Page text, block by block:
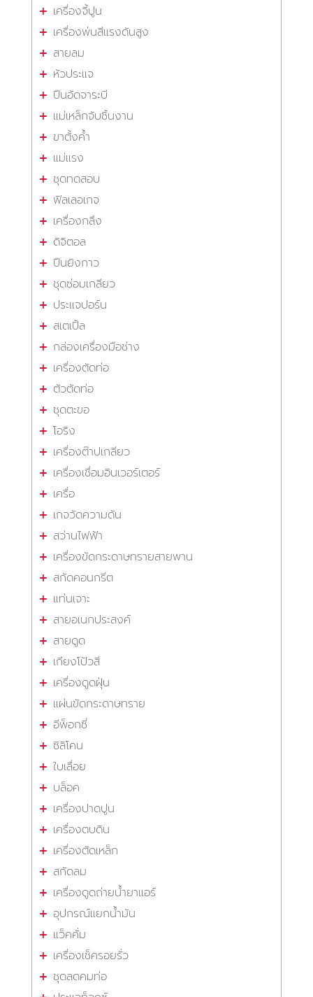
เครื่องจี้ปูน
เครื่องพ่นสีแรงดันสูง
สายลม
หัวประแจ
ปืนอัดจาระบี
แม่เหล็กจับชิ้นงาน
ขาตั้งค้ำ
แม่แรง
ชุดทดสอบ
ฟิลเลอเกจ
เครื่องกลึง
ดิจิตอล
ปืนยิงกาว
ชุดซ่อมเกลียว
ประแจปอร์น
สเตเปิ้ล
กล่องเครื่องมือช่าง
เครื่องตัดท่อ
ตัวตัดท่อ
ชุดตะขอ
โอริง
เครื่องต๊าปเกลียว
เครื่องเชื่อมอินเวอร์เตอร์
เครื่อ
เกจวัดความดัน
สว่านไฟฟ้า
เครื่องขัดกระดาษทรายสายพาน
สกัดคอนกรีต
แท่นเจาะ
สายอเนกประสงค์
สายดูด
เกียงโป้วสี
เครื่องดูดฝุ่น
แผ่นขัดกระดาษทราย
อีพ็อกซี่
ซิลิโคน
ใบเลื่อย
บล็อค
เครื่องปาดปูน
เครื่องตบดิน
เครื่องตัดเหล็ก
สกัดลม
เครื่องดูดถ่ายน้ำยาแอร์
อุปกรณ์แยกน้ำมัน
แว็คคั่ม
เครื่องเช็ครอยรั่ว
ชุดลดคมท่อ